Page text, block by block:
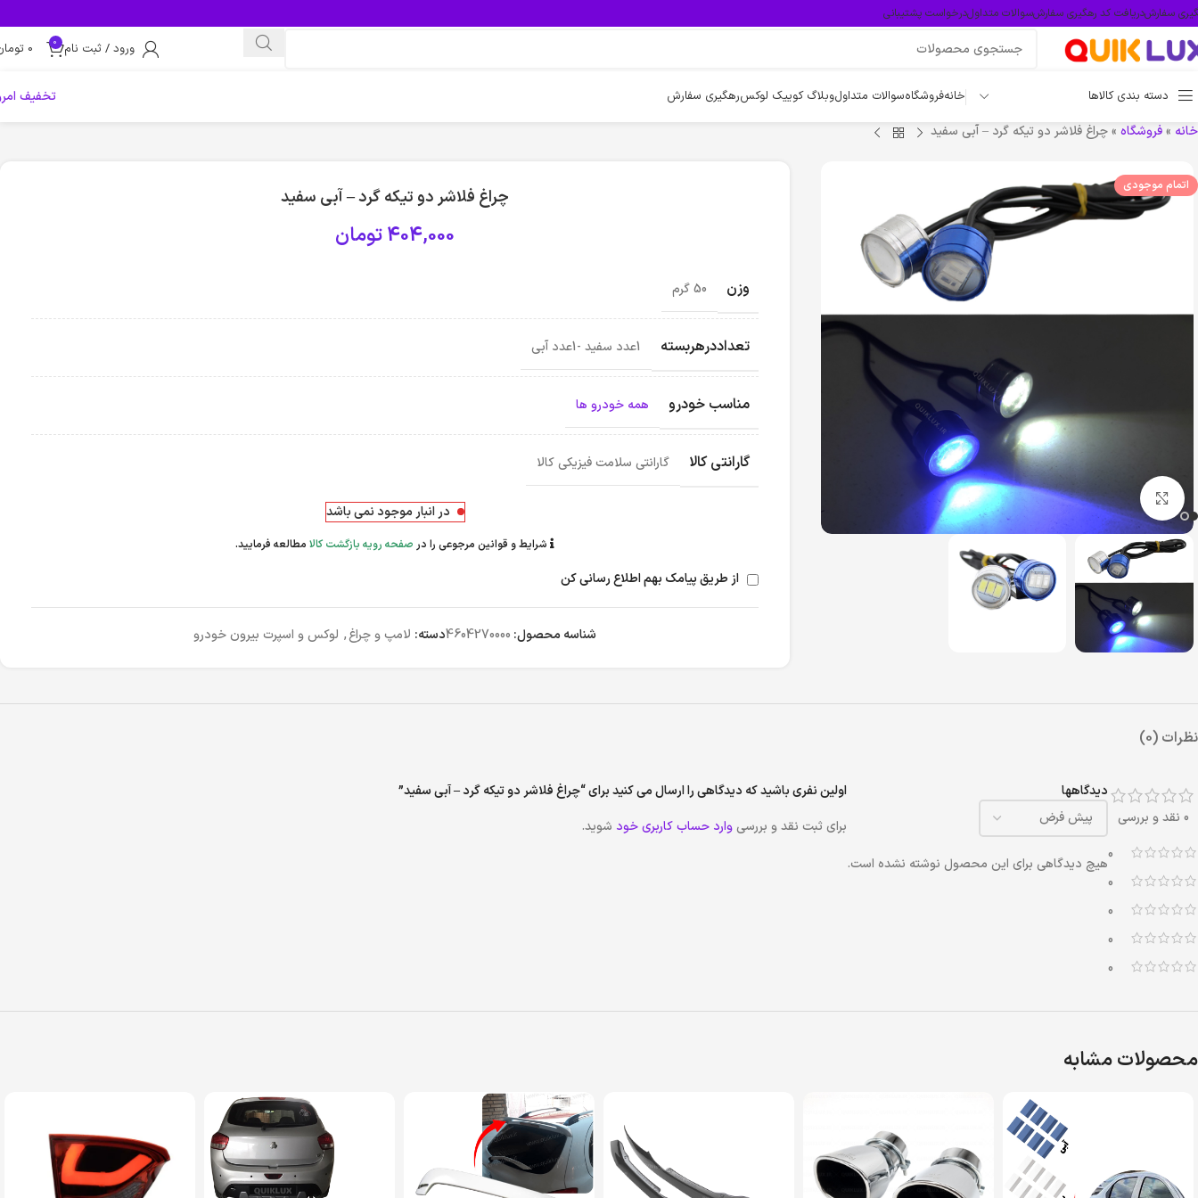
سفارشدریافت کد رهگیری سفارشسوالات متداولدرخواست پشتیبانی
ورود / ثبت نام 0
0
دسته بندی کالاها خانهفروشگاهسوالات متداولوبلاگ کوییک لوکسرهگیری سفارش
تخفیف
خانه »فروشگاه »چراغ فلاشر دو تیکه گرد – آبی سفید
اتمام موجودی
بزرگنمایی تصویر
چراغ فلاشر دو تیکه گرد – آبی سفید
404,000تومان
وزن 50 گرم
تعداددرهربسته 1عدد سفید -1عدد آبی
مناسب خودرو همه خودرو ها
گارانتی کالا گارانتی سلامت فیزیکی کالا
در انبار موجود نمی باشد
شرایط و قوانین مرجوعی را در صفحه رویه بازگشت کالا مطالعه فرمایید.
از طریق پیامک بهم اطلاع رسانی کن
شناسه محصول: 4604270000دسته: لامپ و چراغ, لوکس و اسپرت بیرون خودرو
نظرات (0)
0 نقد و بررسی
0
0
0
0
0
دیدگاهها
هیچ دیدگاهی برای این محصول نوشته نشده است.
اولین نفری باشید که دیدگاهی را ارسال می کنید برای “چراغ فلاشر دو تیکه گرد – آبی سفید”
برای ثبت نقد و بررسی وارد حساب کاربری خود شوید.
محصولات مشابه